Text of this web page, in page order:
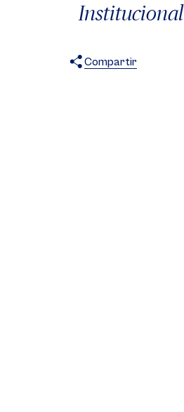
Institucional
Compartir